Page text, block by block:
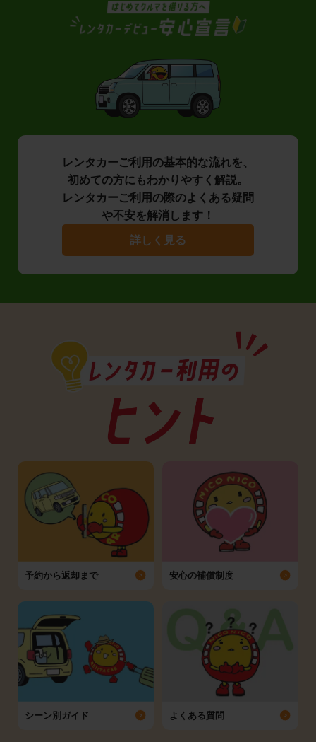
レンタカーご利用の基本的な流れを、
初めての方にもわかりやすく解説。
レンタカーご利用の際のよくある疑問
や不安を解消します！
詳しく見る
予約から返却まで 安心の補償制度
シーン別ガイド よくある質問